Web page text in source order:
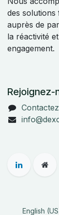
des solutions
auprès de
la réactivité
engagement.
Rejoignez-
English